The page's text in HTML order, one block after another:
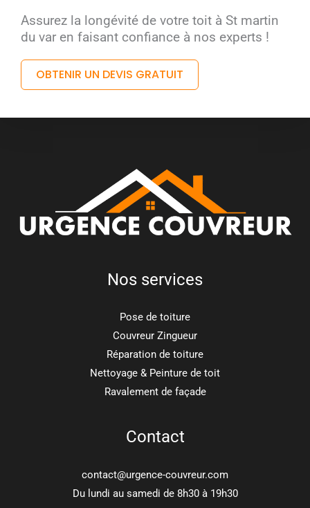
Assurez la longévité de votre toit à St martin
du var en faisant confiance à nos experts !
OBTENIR UN DEVIS GRATUIT
Nos services
Pose de toiture
Couvreur Zingueur
Réparation de toiture
Nettoyage & Peinture de toit
Ravalement de façade
Contact
contact@urgence-couvreur.com
Du lundi au samedi de 8h30 à 19h30